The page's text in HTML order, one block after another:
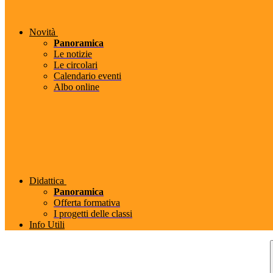
Novità
Panoramica
Le notizie
Le circolari
Calendario eventi
Albo online
Didattica
Panoramica
Offerta formativa
I progetti delle classi
Info Utili